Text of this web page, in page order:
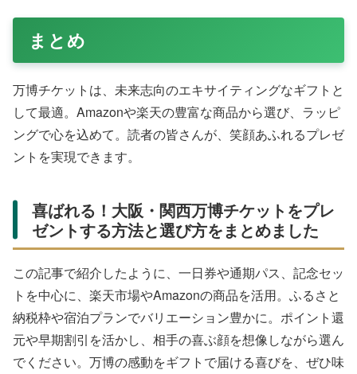
まとめ
万博チケットは、未来志向のエキサイティングなギフトと
して最適。Amazonや楽天の豊富な商品から選び、ラッピ
ングで心を込めて。読者の皆さんが、笑顔あふれるプレゼ
ントを実現できます。
喜ばれる！大阪・関西万博チケットをプレ
ゼントする方法と選び方をまとめました
この記事で紹介したように、一日券や通期パス、記念セッ
トを中心に、楽天市場やAmazonの商品を活用。ふるさと
納税枠や宿泊プランでバリエーション豊かに。ポイント還
元や早期割引を活かし、相手の喜ぶ顔を想像しながら選ん
でください。万博の感動をギフトで届ける喜びを、ぜひ味